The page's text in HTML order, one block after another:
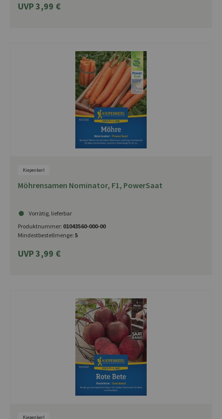
UVP 3,99 €
Kiepenkerl
Möhrensamen Nominator, F1, PowerSaat
Vorrätig, lieferbar
Produktnummer: 01043560-000-00
Mindestbestellmenge: 5
UVP 3,99 €
Kiepenkerl